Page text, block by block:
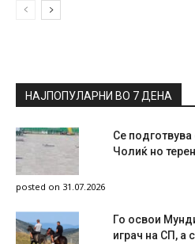
НАЈПОПУЛАРНИ ВО 7 ДЕНА
Се
Чолиќ но
posted on 31.07.2026
Го освои
играч на СП, а